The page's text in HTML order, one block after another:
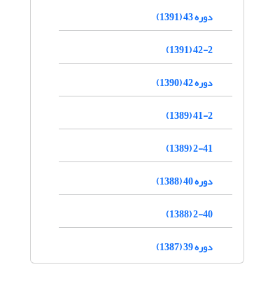
دوره 43 (1391)
42-2 (1391)
دوره 42 (1390)
41-2 (1389)
2-41 (1389)
دوره 40 (1388)
2-40 (1388)
دوره 39 (1387)